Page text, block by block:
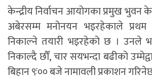
केन्द्रीय निर्वाचन आयोगका प्रमुख भुवन
अबेरसम्म मनोनयन भइरहेकाले प्रथम
निकाल्ने तयारी भइरहेको छ । उनले
निकाल्दै छौँ, चार सयभन्दा बढीको
बिहान ९ः०० बजे नामावली प्रकाशन